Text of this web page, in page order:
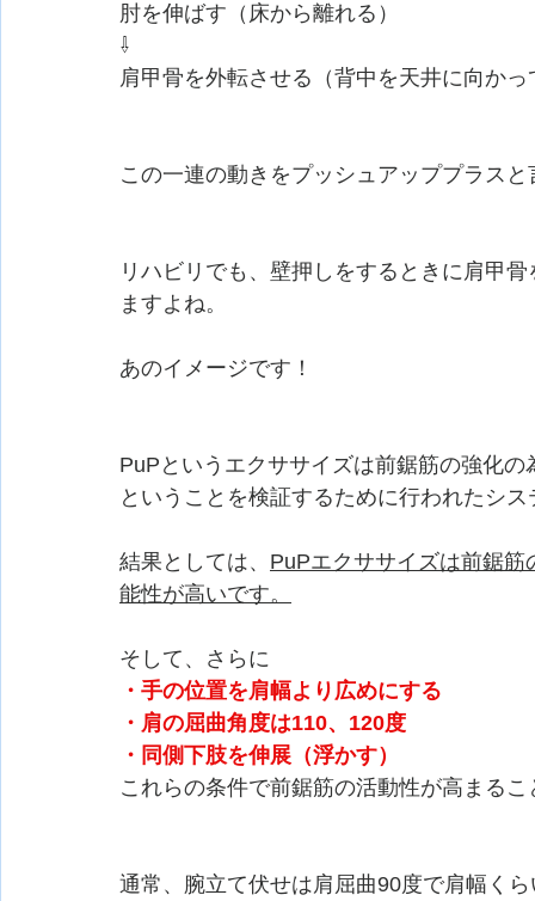
肘を伸ばす（床から離れる）
⇩
肩甲骨を外転させる（背中を天井に向か
この一連の動きをプッシュアッププラスと
リハビリでも、壁押しをするときに肩甲
ますよね。
あのイメージです！
PuPというエクササイズは前鋸筋の強化
ということを検証するために行われたシ
結果としては、 PuPエクササイズは前鋸
能性が高いです。
そして、さらに
・手の位置を肩幅より広めにする
・肩の屈曲角度は110、120度
・同側下肢を伸展（浮かす）
これらの条件で前鋸筋の活動性が高まる
通常、腕立て伏せは肩屈曲90度で肩幅く